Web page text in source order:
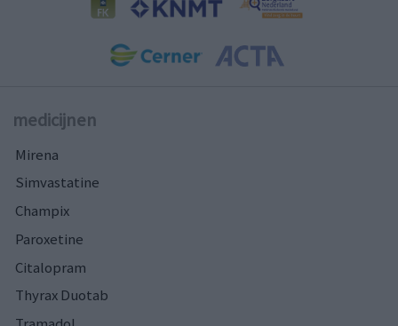
medicijnen
Mirena
Simvastatine
Champix
Paroxetine
Citalopram
Thyrax Duotab